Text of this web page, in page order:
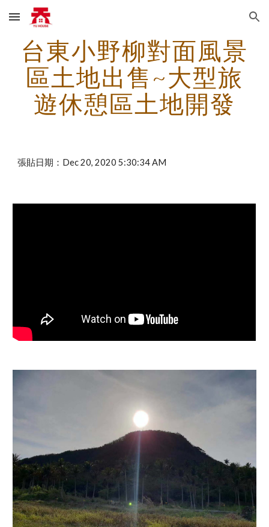
Skip to main content Skip to navigation
台東小野柳對面風景
區土地出售~大型旅
遊休憩區土地開發
張貼日期：Dec 20, 2020 5:30:34 AM